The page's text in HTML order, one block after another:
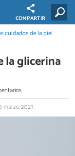
COMPARTIR
cuidados de la piel
la glicerina
marzo 2023